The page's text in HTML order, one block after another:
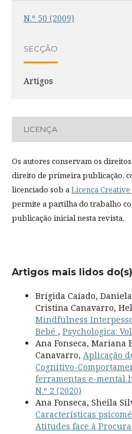
N.º 50 (2009)
SECÇÃO
Artigos
LICENÇA
Os autores conservam os
direito de primeira publicação,
licenciado sob aLicença
permite a partilha do trabalho
publicação inicial nesta revista.
Artigos mais lidos
Brígida Caiado,
Cristina Canavarro,
Mindfulness
Bebé , Psychologica:
Ana Fonseca,
Canavarro, Aplicação
Cognitivo-
ferramentas e-mental
N.º 2 (2020)
Ana Fonseca, Sheila
Características
Atitudes face à